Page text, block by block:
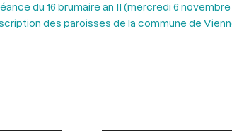
du 16 brumaire an II (mercredi 6 novembre
des paroisses de la commune de